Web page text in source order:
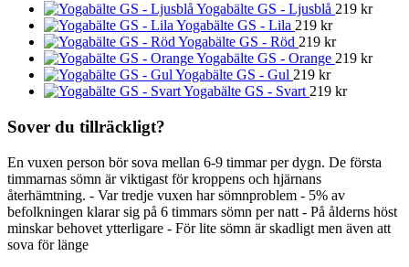
Yogabälte GS - Ljusblå 219 kr
Yogabälte GS - Lila 219 kr
Yogabälte GS - Röd 219 kr
Yogabälte GS - Orange 219 kr
Yogabälte GS - Gul 219 kr
Yogabälte GS - Svart 219 kr
Sover du tillräckligt?
En vuxen person bör sova mellan 6-9 timmar per dygn. De första
timmarnas sömn är viktigast för kroppens och hjärnans
återhämtning. - Var tredje vuxen har sömnproblem - 5% av
befolkningen klarar sig på 6 timmars sömn per natt - På ålderns höst
minskar behovet ytterligare - För lite sömn är skadligt men även att
sova för länge